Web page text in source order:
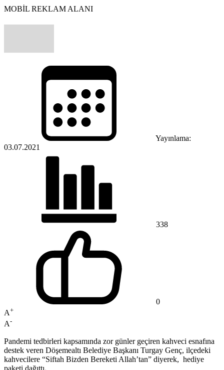
MOBİL REKLAM ALANI
Yayınlama:
03.07.2021
338
0
A+
A-
Pandemi tedbirleri kapsamında zor günler geçiren kahveci esnafına
destek veren Döşemealtı Belediye Başkanı Turgay Genç, ilçedeki
kahvecilere “Siftah Bizden Bereketi Allah’tan” diyerek, hediye
paketi dağıttı.